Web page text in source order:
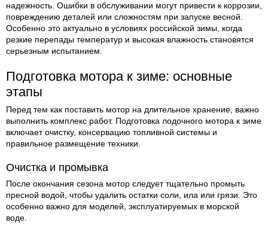
надежность. Ошибки в обслуживании могут привести к коррозии,
повреждению деталей или сложностям при запуске весной.
Особенно это актуально в условиях российской зимы, когда
резкие перепады температур и высокая влажность становятся
серьезным испытанием.
Подготовка мотора к зиме: основные
этапы
Перед тем как поставить мотор на длительное хранение, важно
выполнить комплекс работ. Подготовка лодочного мотора к зиме
включает очистку, консервацию топливной системы и
правильное размещение техники.
Очистка и промывка
После окончания сезона мотор следует тщательно промыть
пресной водой, чтобы удалить остатки соли, ила или грязи. Это
особенно важно для моделей, эксплуатируемых в морской
воде.